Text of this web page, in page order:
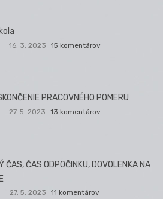
16. 3. 2023 15 komentárov
PRACOVNÉHO POMERU
27. 5. 2023 13 komentárov
ČAS, ČAS ODPOČINKU, DOVOLENKA NA
27. 5. 2023 11 komentárov